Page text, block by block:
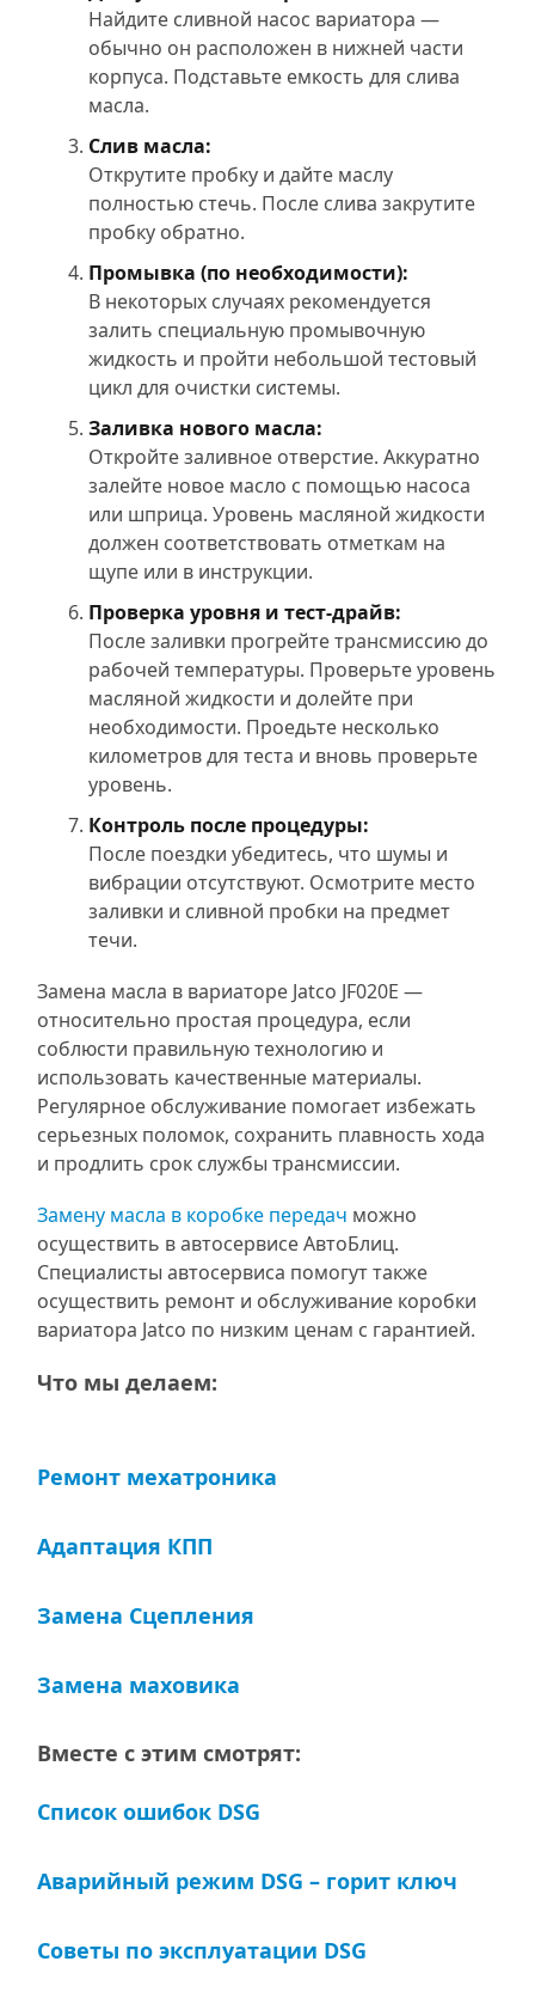
Найдите сливной насос вариатора —
обычно он расположен в нижней части
корпуса. Подставьте емкость для слива
масла.
Слив масла:
Открутите пробку и дайте маслу
полностью стечь. После слива закрутите
пробку обратно.
Промывка (по необходимости):
В некоторых случаях рекомендуется
залить специальную промывочную
жидкость и пройти небольшой тестовый
цикл для очистки системы.
Заливка нового масла:
Откройте заливное отверстие. Аккуратно
залейте новое масло с помощью насоса
или шприца. Уровень масляной жидкости
должен соответствовать отметкам на
щупе или в инструкции.
Проверка уровня и тест-драйв:
После заливки прогрейте трансмиссию до
рабочей температуры. Проверьте уровень
масляной жидкости и долейте при
необходимости. Проедьте несколько
километров для теста и вновь проверьте
уровень.
Контроль после процедуры:
После поездки убедитесь, что шумы и
вибрации отсутствуют. Осмотрите место
заливки и сливной пробки на предмет
течи.
Замена масла в вариаторе Jatco JF020E —
относительно простая процедура, если
соблюсти правильную технологию и
использовать качественные материалы.
Регулярное обслуживание помогает избежать
серьезных поломок, сохранить плавность хода
и продлить срок службы трансмиссии.
Замену масла в коробке передач можно
осуществить в автосервисе АвтоБлиц.
Специалисты автосервиса помогут также
осуществить ремонт и обслуживание коробки
вариатора Jatco по низким ценам с гарантией.
Что мы делаем:
Ремонт мехатроника
Адаптация КПП
Замена Сцепления
Замена маховика
Вместе с этим смотрят:
Список ошибок DSG
Аварийный режим DSG – горит ключ
Советы по эксплуатации DSG